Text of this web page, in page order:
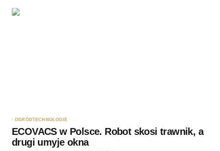
OGRÓDTECHNOLOGIE
ECOVACS w Polsce. Robot skosi trawnik, a
drugi umyje okna